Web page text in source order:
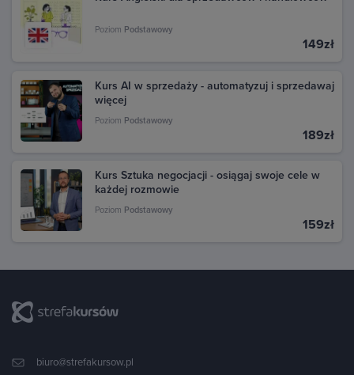
Poziom Podstawowy
149zł
Kurs AI w sprzedaży - automatyzuj i sprzedawaj
więcej
Poziom Podstawowy
189zł
Kurs Sztuka negocjacji - osiągaj swoje cele w
każdej rozmowie
Poziom Podstawowy
159zł
biuro@strefakursow.pl